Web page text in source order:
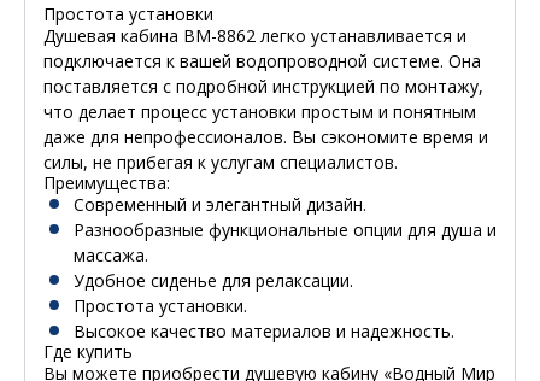
Простота установки
Душевая кабина ВМ-8862 легко устанавливается и
подключается к вашей водопроводной системе. Она
поставляется с подробной инструкцией по монтажу,
что делает процесс установки простым и понятным
даже для непрофессионалов. Вы сэкономите время и
силы, не прибегая к услугам специалистов.
Преимущества:
Современный и элегантный дизайн.
Разнообразные функциональные опции для душа и
массажа.
Удобное сиденье для релаксации.
Простота установки.
Высокое качество материалов и надежность.
Где купить
Вы можете приобрести душевую кабину «Водный Мир